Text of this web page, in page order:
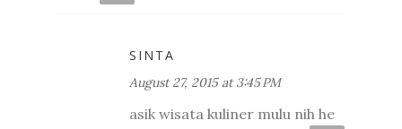
SINTA
August 27, 2015 at 3:45 PM
asik wisata kuliner mulu nih he